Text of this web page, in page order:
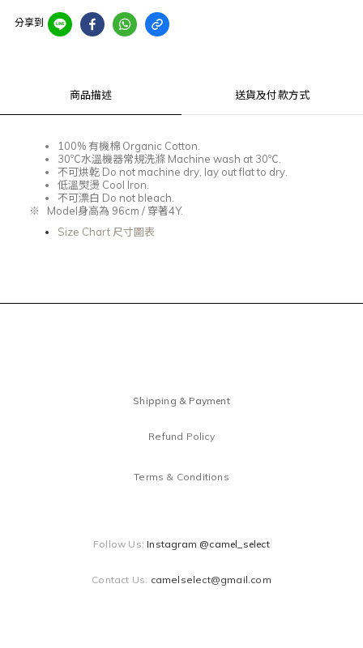
分享到
商品描述 送貨及付款方式
100% 有機棉 Organic Cotton.
30℃水溫機器常規洗滌 Machine wash at 30℃.
不可烘乾 Do not machine dry, lay out flat to dry.
低溫熨燙 Cool Iron.
不可漂白 Do not bleach.
※
Model身高為 96cm / 穿著4Y.
Size Chart 尺寸圖表
Shipping & Payment
Refund Policy
Terms & Conditions
Follow Us:Instagram @camel_select
Contact Us: camelselect@gmail.com